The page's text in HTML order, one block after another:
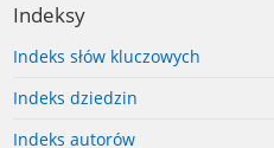
Indeksy
Indeks słów kluczowych
Indeks dziedzin
Indeks autorów